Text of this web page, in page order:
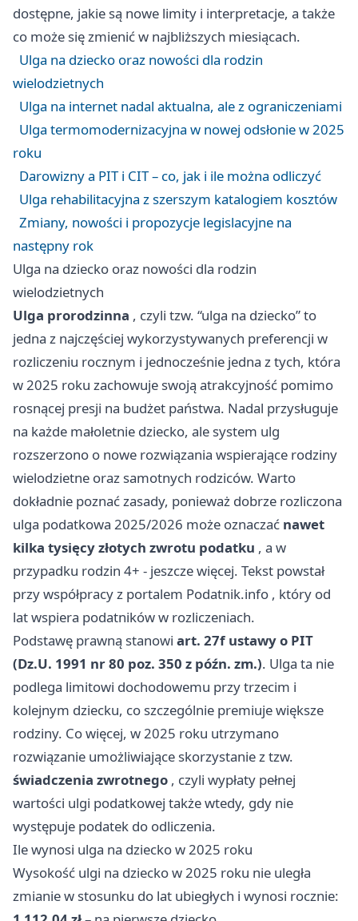
dostępne, jakie są nowe limity i interpretacje, a także
co może się zmienić w najbliższych miesiącach.
Ulga na dziecko oraz nowości dla rodzin
wielodzietnych
Ulga na internet nadal aktualna, ale z ograniczeniami
Ulga termomodernizacyjna w nowej odsłonie w 2025
roku
Darowizny a PIT i CIT – co, jak i ile można odliczyć
Ulga rehabilitacyjna z szerszym katalogiem kosztów
Zmiany, nowości i propozycje legislacyjne na
następny rok
Ulga na dziecko oraz nowości dla rodzin
wielodzietnych
Ulga prorodzinna , czyli tzw. “ulga na dziecko” to
jedna z najczęściej wykorzystywanych preferencji w
rozliczeniu rocznym i jednocześnie jedna z tych, która
w 2025 roku zachowuje swoją atrakcyjność pomimo
rosnącej presji na budżet państwa. Nadal przysługuje
na każde małoletnie dziecko, ale system ulg
rozszerzono o nowe rozwiązania wspierające rodziny
wielodzietne oraz samotnych rodziców. Warto
dokładnie poznać zasady, ponieważ dobrze rozliczona
ulga podatkowa 2025/2026 może oznaczać nawet
kilka tysięcy złotych zwrotu podatku , a w
przypadku rodzin 4+ - jeszcze więcej. Tekst powstał
przy współpracy z portalem Podatnik.info , który od
lat wspiera podatników w rozliczeniach.
Podstawę prawną stanowi art. 27f ustawy o PIT
(Dz.U. 1991 nr 80 poz. 350 z późn. zm.). Ulga ta nie
podlega limitowi dochodowemu przy trzecim i
kolejnym dziecku, co szczególnie premiuje większe
rodziny. Co więcej, w 2025 roku utrzymano
rozwiązanie umożliwiające skorzystanie z tzw.
świadczenia zwrotnego , czyli wypłaty pełnej
wartości ulgi podatkowej także wtedy, gdy nie
występuje podatek do odliczenia.
Ile wynosi ulga na dziecko w 2025 roku
Wysokość ulgi na dziecko w 2025 roku nie uległa
zmianie w stosunku do lat ubiegłych i wynosi rocznie: